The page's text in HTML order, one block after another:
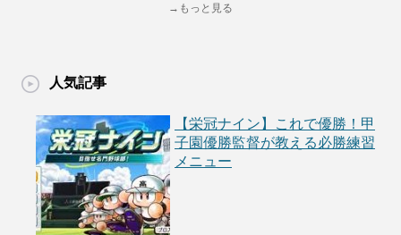
→もっと見る
人気記事
【栄冠ナイン】これで優勝！甲
子園優勝監督が教える必勝練習
メニュー